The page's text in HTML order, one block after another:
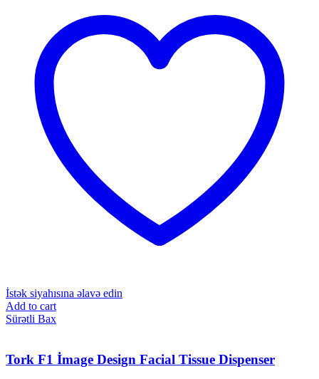
İstək siyahısına əlavə edin
Add to cart
Sürətli Bax
Tork F1 İmage Design Facial Tissue Dispenser